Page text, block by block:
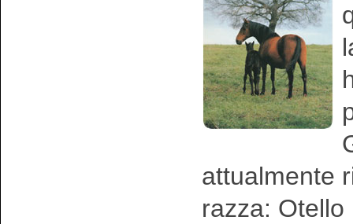
attualmente
razza: